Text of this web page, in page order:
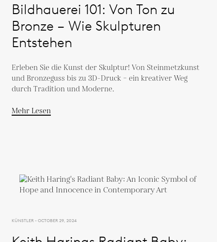
Bildhauerei 101: Von Ton zu
Bronze – Wie Skulpturen
Entstehen
Erleben Sie die Kunst der Skulptur! Von Steinmetzkunst
und Bronzeguss bis zu 3D-Druck – ein kreativer Weg
durch Tradition und Moderne.
Mehr Lesen
KÜNSTLER - OCTOBER 29, 2024